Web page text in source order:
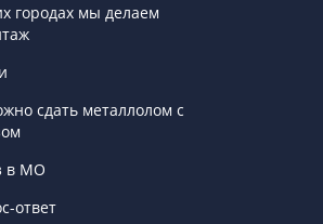
городах мы делаем
сдать металлолом с
в МО
ответ